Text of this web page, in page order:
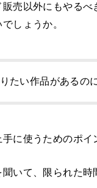
売以外にもやる
しょうか。
たい作品があるの
に使うためのポイ
いて、限られた時